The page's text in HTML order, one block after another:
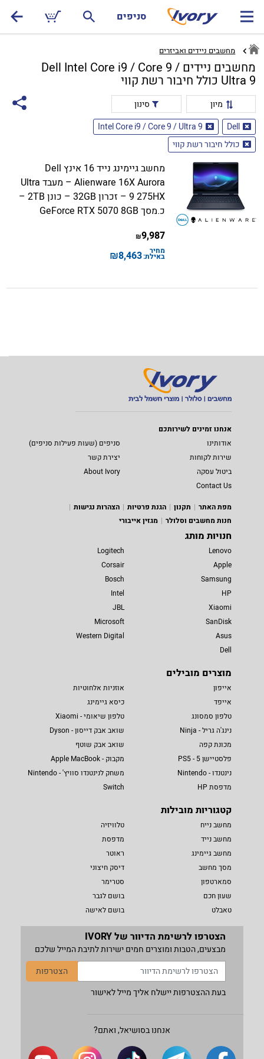
סניפים
מחשבים ניידים ואביזרים
מחשבים ניידים Dell Intel Core i9 / Core 9 /
Ultra 9 כולל חיבור רשת קווי
מיון
סינון
Dell
Intel Core i9 / Core 9 / Ultra 9
כולל חיבור רשת קווי
מחשב גיימינג נייד 16 אינץ Dell
Alienware 16X Aurora – מעבד Ultra
9 275HX – זכרון 32GB – כונן 2TB –
כ.מסך GeForce RTX 5070 8GB
9,987
₪
מחיר
באילת:8,463
₪
אנחנו זמינים לשירותכם
אודותינו
סניפים (שעות פעילות סניפים)
שירות לקוחות
יצירת קשר
ביטול עסקה
About Ivory
Contact Us
מפת האתר
תקנון הגנת פרטיות
הצהרות נגישות
חנות מחשבים וסלולר
מגזין אייבורי
חנויות מותג
Lenovo
Apple
Samsung
HP
Xiaomi
SanDisk
Asus
Dell
Logitech
Corsair
Bosch
Intel
JBL
Microsoft
Western Digital
מוצרים מובילים
אייפון
אייפד
טלפון סמסונג
נינג'ה גריל - Ninja
מכונת קפה
פלסטיישן 5 - PS5
נינטנדו - Nintendo
מדפסת HP
אוזניות אלחוטיות
כיסא גיימינג
טלפון שיאומי - Xiaomi
שואב אבק דייסון - Dyson
שואב אבק שוטף
מקבוק - Apple MacBook
משחק לנינטנדו סוויץ' - Nintendo
Switch
קטגוריות מובילות
מחשב נייח
מחשב נייד
מחשב גיימינג
מסך מחשב
סמארטפון
שעון חכם
טאבלט
טלוויזיה
מדפסת
ראוטר
דיסק חיצוני
סטרימר
בושם לגבר
בושם לאישה
הצטרפו לרשימת הדיוור של IVORY
מבצעים, הטבות ומוצרים חמים ישירות לתיבת המייל שלכם
הצטרפות
בעת ההצטרפות יישלח אליך מייל לאישור
אנחנו בסושיאל, ואתם?